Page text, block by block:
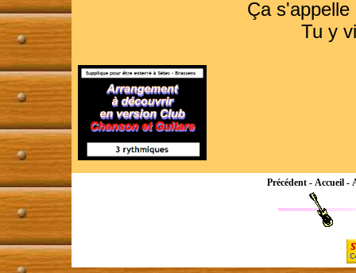
Ça s'appelle
Tu y
Précédent - Accueil -